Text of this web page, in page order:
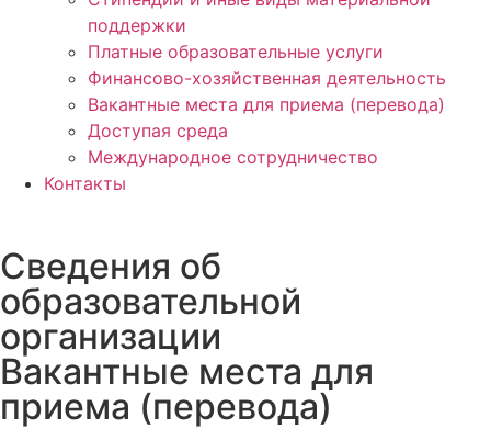
поддержки
Платные образовательные услуги
Финансово-хозяйственная деятельность
Вакантные места для приема (перевода)
Доступая среда
Международное сотрудничество
Контакты
Сведения об
образовательной
организации
Вакантные места для
приема (перевода)